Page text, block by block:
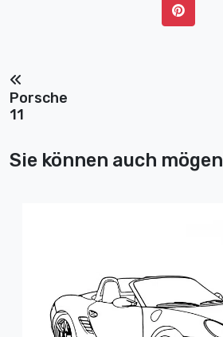
Porsche
11
Sie können auch mögen